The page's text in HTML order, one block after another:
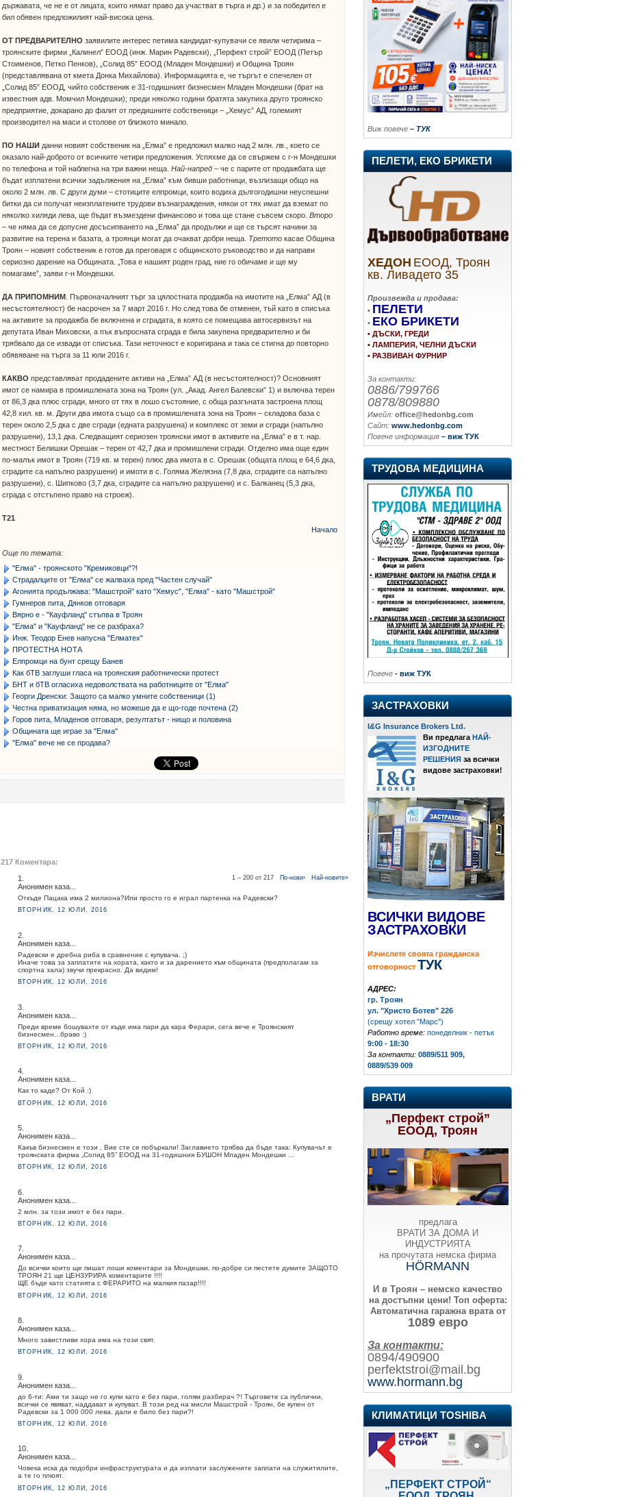
държавата, че не е от лицата, които нямат право да участват в търга и др.) и за победител е
бил обявен предложилият най-висока цена.
ОТ ПРЕДВАРИТЕЛНО заявилите интерес петима кандидат-купувачи се явили четирима –
троянските фирми „Калинел” ЕООД (инж. Марин Радевски), „Перфект строй” ЕООД (Петър
Стоименов, Петко Пенков), „Солид 85” ЕООД (Младен Мондешки) и Община Троян
(представлявана от кмета Донка Михайлова). Информацията е, че търгът е спечелен от
„Солид 85” ЕООД, чийто собственик е 31-годишният бизнесмен Младен Мондешки (брат на
известния адв. Момчил Мондешки); преди няколко години братята закупиха друго троянско
предприятие, докарано до фалит от предишните собственици – „Хемус” АД, големият
производител на маси и столове от близкото минало.
ПО НАШИ данни новият собственик на „Елма” е предложил малко над 2 млн. лв., което се
оказало най-доброто от всичките четири предложения. Успяхме да се свържем с г-н Мондешки
по телефона и той наблегна на три важни неща.Най-напред – че с парите от продажбата ще
бъдат изплатени всички задължения на „Елма” към бивши работници, възлизащи общо на
около 2 млн. лв. С други думи – стотиците елпромци, които водиха дългогодишни неуспешни
битки да си получат неизплатените трудови възнаграждения, някои от тях имат да вземат по
няколко хиляди лева, ще бъдат възмездени финансово и това ще стане съвсем скоро.Второ
– че няма да се допусне досъсипването на „Елма” да продължи и ще се търсят начини за
развитие на терена и базата, а троянци могат да очакват добри неща. Третото касае Община
Троян – новият собственик е готов да преговаря с общинското ръководство и да направи
сериозно дарение на Общината. „Това е нашият роден град, ние го обичаме и ще му
помагаме”, заяви г-н Мондешки.
ДА ПРИПОМНИМ . Първоначалният търг за цялостната продажба на имотите на „Елма” АД (в
несъстоятелност) бе насрочен за 7 март 2016 г. Но след това бе отменен, тъй като в списъка
на активите за продажба бе включена и сградата, в която се помещава автосервизът на
депутата Иван Миховски, а пък въпросната сграда е била закупена предварително и би
трябвало да се извади от списъка. Тази неточност е коригирана и така се стигна до повторно
обявяване на търга за 11 юли 2016 г.
КАКВО представляват продадените активи на „Елма” АД (в несъстоятелност)? Основният
имот се намира в промишлената зона на Троян (ул. „Акад. Ангел Балевски” 1) и включва терен
от 86,3 дка плюс сгради, много от тях в лошо състояние, с обща разгъната застроена площ
42,8 хил. кв. м. Други два имота също са в промишлената зона на Троян – складова база с
терен около 2,5 дка с две сгради (едната разрушена) и комплекс от земи и сгради (напълно
разрушени), 13,1 дка. Следващият сериозен троянски имот в активите на „Елма” е в т. нар.
местност Белишки Орешак – терен от 42,7 дка и промишлени сгради. Отделно има още един
по-малък имот в Троян (719 кв. м терен) плюс два имота в с. Орешак (общата площ е 64,6 дка,
сградите са напълно разрушени) и имоти в с. Голяма Желязна (7,8 дка, сградите са напълно
разрушени), с. Шипково (3,7 дка, сградите са напълно разрушени) и с. Балканец (5,3 дка,
сграда с отстъпено право на строеж).
Т21
Начало
Още по темата:
"Елма" - троянското "Кремиковци"?!
Страдалците от "Елма" се жалваха пред "Частен случай"
Агонията продължава: "Машстрой" като "Хемус", "Елма" - като "Машстрой"
Гумнеров пита, Дянков отговаря
Вярно е - "Кауфланд" стъпва в Троян
"Елма" и "Кауфланд" не се разбраха?
Инж. Теодор Енев напусна "Елматех"
ПРОТЕСТНА НОТА
Елпромци на бунт срещу Банев
Как бТВ заглуши гласа на троянския работнически протест
БНТ и бТВ огласиха недоволствата на работниците от "Елма"
Георги Дренски: Защото са малко умните собственици (1)
Честна приватизация няма, но можеше да е що-годе почтена (2)
Горов пита, Младенов отговаря, резултатът - нищо и половина
Общината ще играе за "Елма"
"Елма" вече не се продава?
217 Коментара:
1 – 200 от 217 По-нови› Най-новите»
1.
Анонимен каза...
Откъде Пацака има 2 милиона?Или просто го е играл партенка на Радевски?
ВТОРНИК, 12 ЮЛИ, 2016
2.
Анонимен каза...
Радевски е дребна риба в сравнение с купувача. ;)
Иначе това за заплатите на хората, както и за дарението към общината (предполагам за
спортна зала) звучи прекрасно. Да видим!
ВТОРНИК, 12 ЮЛИ, 2016
3.
Анонимен каза...
Преди време бошувахте от къде има пари да кара Ферари, сега вече е Троянският
бизнесмен...браво :)
ВТОРНИК, 12 ЮЛИ, 2016
4.
Анонимен каза...
Как то каде? От Кой :)
ВТОРНИК, 12 ЮЛИ, 2016
5.
Анонимен каза...
Какъв бизнесмен е този , Вие сте се побъркали! Заглавието трябва да бъде така: Купувачът е
троянската фирма „Солид 85” ЕООД на 31-годишния БУШОН Младен Мондешки ...
ВТОРНИК, 12 ЮЛИ, 2016
6.
Анонимен каза...
2 млн. за този имот е без пари.
ВТОРНИК, 12 ЮЛИ, 2016
7.
Анонимен каза...
До всички които ще пишат лоши коментари за Мондешки, по-добре си пестете думите ЗАЩОТО
ТРОЯН 21 ще ЦЕНЗУРИРА коментарите !!!!
ЩЕ бъде като статията с ФЕРАРИТО на малкия пазар!!!!
ВТОРНИК, 12 ЮЛИ, 2016
8.
Анонимен каза...
Много завистливи хора има на този свят.
ВТОРНИК, 12 ЮЛИ, 2016
9.
Анонимен каза...
до 6-ти: Ами ти защо не го купи като е без пари, голям разбирач ?! Търговете са публични,
всички се явяват, наддават и купуват. В този ред на мисли Машстрой - Троян, бе купен от
Радевски за 1 000 000 лева, дали е било без пари?!
ВТОРНИК, 12 ЮЛИ, 2016
10.
Анонимен каза...
Човека иска да подобри инфраструктурата и да изплати заслужените заплати на служитилите,
а те го плюят.
ВТОРНИК, 12 ЮЛИ, 2016
Виж повече – ТУК
ПЕЛЕТИ, ЕКО БРИКЕТИ
ХЕДОН ЕООД, Троян
кв. Ливадето 35
Произвежда и продава:
• ПЕЛЕТИ
• ЕКО БРИКЕТИ
• ДЪСКИ, ГРЕДИ
• ЛАМПЕРИЯ, ЧЕЛНИ ДЪСКИ
• РАЗВИВАН ФУРНИР
За контакти:
0886/799766
0878/809880
Имейл: office@hedonbg.com
Сайт: www.hedonbg.com
Повече информация – виж ТУК
ТРУДОВА МЕДИЦИНА
Повече - виж ТУК
ЗАСТРАХОВКИ
I&G Insurance Brokers Ltd.
Ви предлага НАЙ-
ИЗГОДНИТЕ
РЕШЕНИЯ за всички
видове застраховки!
ВСИЧКИ ВИДОВЕ
ЗАСТРАХОВКИ
Изчислете своята гражданска
отговорност ТУК
АДРЕС:
гр. Троян
ул. "Христо Ботев" 226
(срещу хотел "Марс")
Работно време: понеделник - петък
9:00 - 18:30
За контакти: 0889/511 909,
0889/539 009
ВРАТИ
„Перфект строй”
ЕООД, Троян
предлага
ВРАТИ ЗА ДОМА И
ИНДУСТРИЯТА
на прочутата немска фирма
HÖRMANN
И в Троян – немско качество
на достъпни цени! Топ оферта:
Автоматична гаражна врата от
1089 евро
За контакти:
0894/490900
perfektstroi@mail.bg
www.hormann.bg
КЛИМАТИЦИ TOSHIBA
„ПЕРФЕКТ СТРОЙ“